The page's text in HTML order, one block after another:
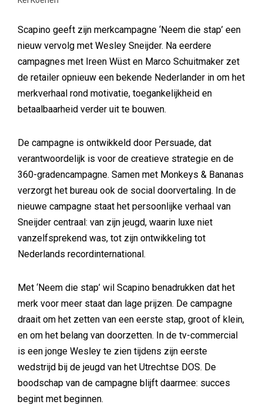
Scapino geeft zijn merkcampagne ‘Neem die stap’ een
nieuw vervolg met Wesley Sneijder. Na eerdere
campagnes met Ireen Wüst en Marco Schuitmaker zet
de retailer opnieuw een bekende Nederlander in om het
merkverhaal rond motivatie, toegankelijkheid en
betaalbaarheid verder uit te bouwen.
De campagne is ontwikkeld door Persuade, dat
verantwoordelijk is voor de creatieve strategie en de
360-gradencampagne. Samen met Monkeys & Bananas
verzorgt het bureau ook de social doorvertaling. In de
nieuwe campagne staat het persoonlijke verhaal van
Sneijder centraal: van zijn jeugd, waarin luxe niet
vanzelfsprekend was, tot zijn ontwikkeling tot
Nederlands recordinternational.
Met ‘Neem die stap’ wil Scapino benadrukken dat het
merk voor meer staat dan lage prijzen. De campagne
draait om het zetten van een eerste stap, groot of klein,
en om het belang van doorzetten. In de tv-commercial
is een jonge Wesley te zien tijdens zijn eerste
wedstrijd bij de jeugd van het Utrechtse DOS. De
boodschap van de campagne blijft daarmee: succes
begint met beginnen.